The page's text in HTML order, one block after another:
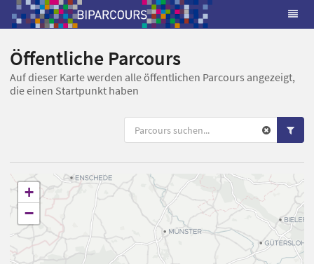
Öffentliche Parcours
Auf dieser Karte werden alle öffentlichen Parcours angezeigt,
die einen Startpunkt haben
+
−